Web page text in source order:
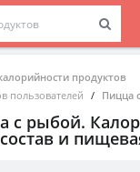
продуктов
пользователей
Пицца
с рыбой.
и